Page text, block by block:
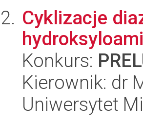
Cyklizacje
Konkurs:
Kierownik: dr
Uniwersytet